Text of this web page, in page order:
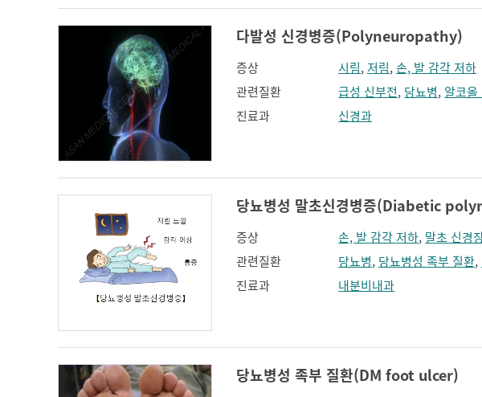
다발성 신경병증(Polyneuropathy)
증상 시림, 저림,손, 발 감각 저하
관련질환
급성 신부전, 당뇨병, 알코올
진료과
신경과
당뇨병성 말초신경병증(Diabetic
증상 손, 발 감각 저하, 말초 신경
관련질환
당뇨병, 당뇨병성 족부 질환,
진료과
내분비내과
당뇨병성 족부 질환(DM foot ulcer)